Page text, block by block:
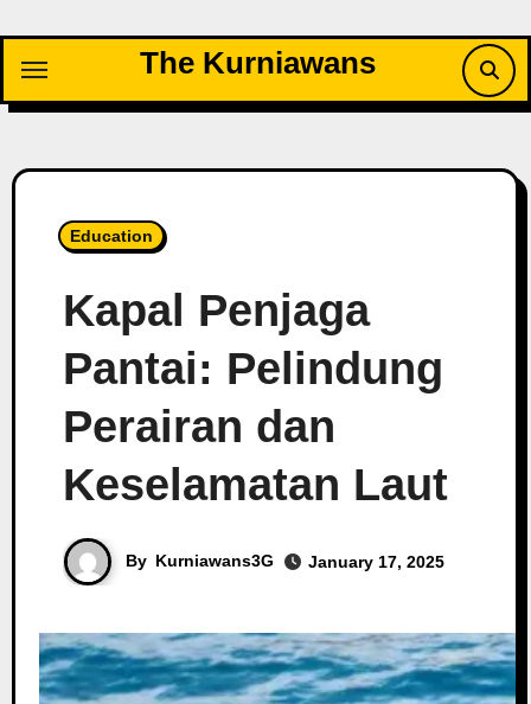
content
The Kurniawans
Education
Kapal Penjaga
Pantai: Pelindung
Perairan dan
Keselamatan Laut
By Kurniawans3G January 17, 2025